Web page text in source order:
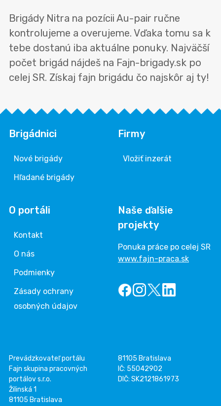
Brigády Nitra na pozícii Au-pair ručne
kontrolujeme a overujeme. Vďaka tomu sa k
tebe dostanú iba aktuálne ponuky. Najväčší
počet brigád nájdeš na Fajn-brigady.sk po
celej SR. Získaj fajn brigádu čo najskôr aj ty!
Brigádnici
Nové brigády
Hľadané brigády
Firmy
Vložiť inzerát
O portáli
Kontakt
O nás
Podmienky
Zásady ochrany
osobných údajov
Naše ďalšie
projekty
Ponuka práce po celej SR
www.fajn-praca.sk
Prevádzkovateľ portálu
Fajn skupina pracovných
portálov s.r.o.
Žilinská 1
81105 Bratislava
81105 Bratislava
IČ: 55042902
DIČ: SK2121861973